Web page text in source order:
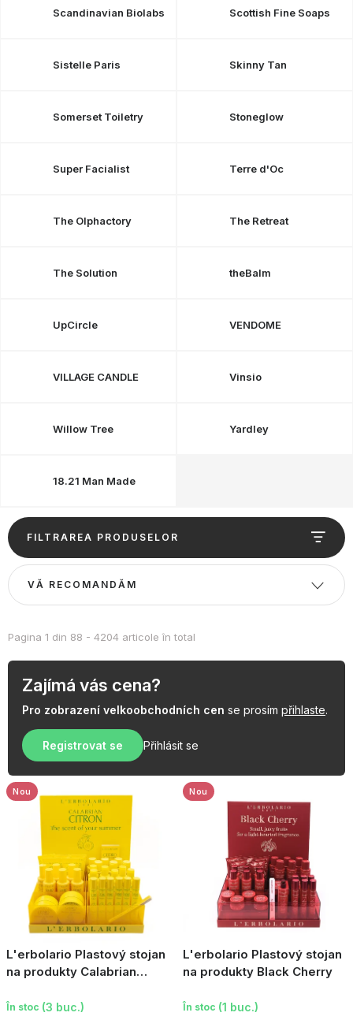
Scandinavian Biolabs Scottish Fine Soaps
Sistelle Paris Skinny Tan
Somerset Toiletry Stoneglow
Super Facialist Terre d'Oc
The Olphactory The Retreat
The Solution theBalm
UpCircle VENDOME
VILLAGE CANDLE Vinsio
Willow Tree Yardley
18.21 Man Made
FILTRAREA PRODUSELOR
L
i
s
t
p
r
e
Zajímá vás cena?
Pro zobrazení velkoobchodních cen se prosím přihlaste.
Registrovat se Přihlásit se
Pagina 1 din 88 - 4204 articole în total
S
e
e
c
a
p
l
u
VĂ RECOMANDĂM
L'erbolario Plastový stojan
na produkty Calabrian
Nou
În stoc (3 buc.)
L'erbolario Plastový stojan
na produkty Black Cherry
Nou
În stoc (1 buc.)